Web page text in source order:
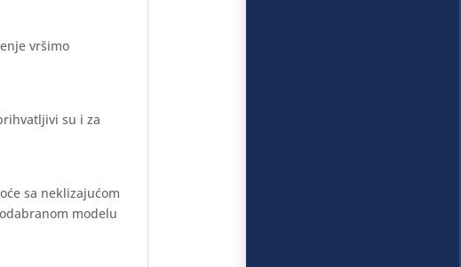
vršimo
su i za
sa neklizajućom
modelu